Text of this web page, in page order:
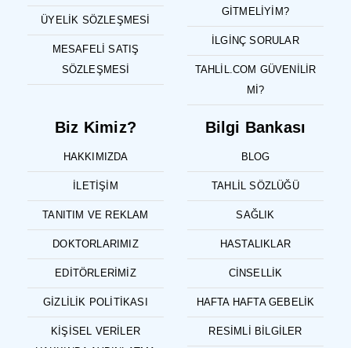
ÜYELIK SÖZLEŞMESI
MESAFELI SATIŞ
SÖZLEŞMESI
GITMELIYIM?
İLGINÇ SORULAR
TAHLIL.COM GÜVENILIR
MI?
Biz Kimiz?
HAKKIMIZDA
İLETIŞIM
TANITIM VE REKLAM
DOKTORLARIMIZ
EDITÖRLERIMIZ
GIZLILIK POLITIKASI
KIŞISEL VERILER
Bilgi Bankası
BLOG
TAHLIL SÖZLÜĞÜ
SAĞLIK
HASTALIKLAR
CINSELLIK
HAFTA HAFTA GEBELIK
RESIMLI BILGILER